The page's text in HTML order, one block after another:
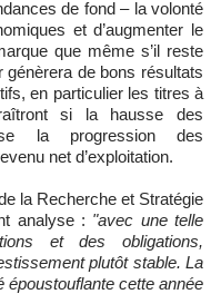
de fond – la volonté
et d’augmenter le
que même s’il reste
génèrera de bons résultats
en particulier les titres à
si la hausse des
la progression des
net d’exploitation.
la Recherche et Stratégie
analyse : "avec une telle
et des obligations,
plutôt stable. La
époustouflante cette année